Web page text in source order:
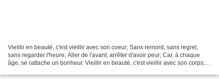
Vieillir en beauté, c'est vieillir avec son coeur; Sans remord, sans regret,
sans regarder l'heure; Aller de l'avant, arrêter d'avoir peur; Car, à chaque
âge, se rattache un bonheur. Vieillir en beauté, c'est vieillir avec son corps;